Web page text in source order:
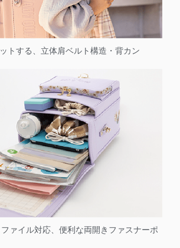
トする、立体肩ベルト構造・背カン
ァイル対応、便利な両開きファスナーポ